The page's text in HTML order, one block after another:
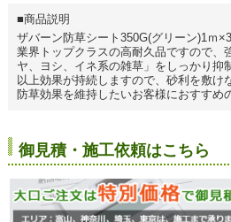
■商品説明
ザバーン防草シート350G(グリーン)1ｍ
業界トップクラスの高耐久品ですので、
ヤ、ヨシ、イネ系の雑草」をしっかり抑
以上効果が持続しますので、砂利を敷け
防草効果を維持したいお客様におすすめ
御見積・施工依頼はこちら